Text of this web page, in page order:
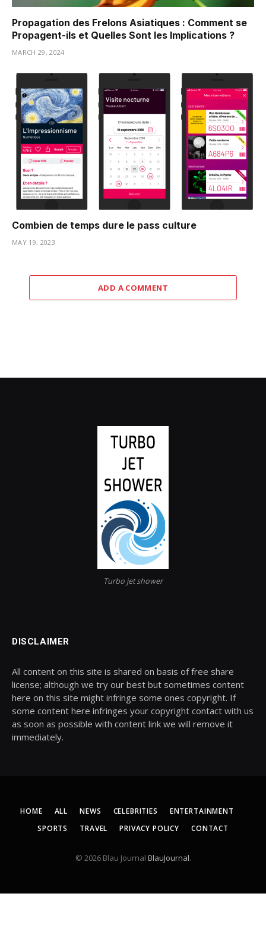
Propagation des Frelons Asiatiques : Comment se
Propagent-ils et Quelles Sont les Implications ?
MARCH 29, 2024
Combien de temps dure le pass culture
MAY 19, 2023
ADD A COMMENT
Turbo jet shower
DISCLAIMER
All content on this site is shared on basis of free share
license; although we try our best but sometimes content
here on this site might infringe some ones copyright. If
some content here infringes your copyright contact with us
as soon as possible with content link we will remove it
immediately.
HOME ALL NEWS CELEBRITIES
ENTERTAINMENT
SPORTS
TRAVEL PRIVACY POLICY CONTACT
© 2026 Blau Journal BlauJournal.